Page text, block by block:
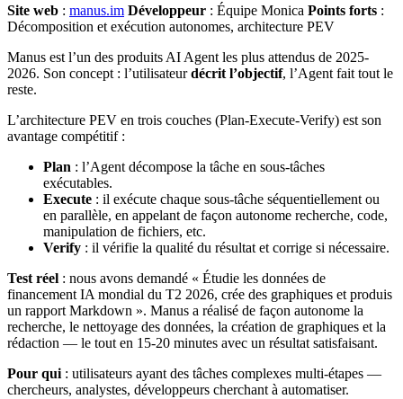
Site web : manus.im Développeur : Équipe Monica Points forts :
Décomposition et exécution autonomes, architecture PEV
Manus est l’un des produits AI Agent les plus attendus de 2025-
2026. Son concept : l’utilisateurdécrit l’objectif, l’Agent fait tout le
reste.
L’architecture PEV en trois couches (Plan-Execute-Verify) est son
avantage compétitif :
Plan : l’Agent décompose la tâche en sous-tâches
exécutables.
Execute : il exécute chaque sous-tâche séquentiellement ou
en parallèle, en appelant de façon autonome recherche, code,
manipulation de fichiers, etc.
Verify : il vérifie la qualité du résultat et corrige si nécessaire.
Test réel : nous avons demandé « Étudie les données de
financement IA mondial du T2 2026, crée des graphiques et produis
un rapport Markdown ». Manus a réalisé de façon autonome la
recherche, le nettoyage des données, la création de graphiques et la
rédaction — le tout en 15-20 minutes avec un résultat satisfaisant.
Pour qui : utilisateurs ayant des tâches complexes multi-étapes —
chercheurs, analystes, développeurs cherchant à automatiser.